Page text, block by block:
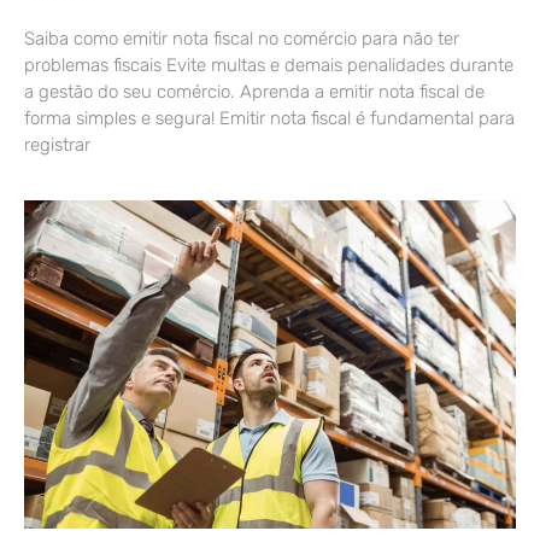
Saiba como emitir nota fiscal no comércio para não ter
problemas fiscais Evite multas e demais penalidades durante
a gestão do seu comércio. Aprenda a emitir nota fiscal de
forma simples e segura! Emitir nota fiscal é fundamental para
registrar